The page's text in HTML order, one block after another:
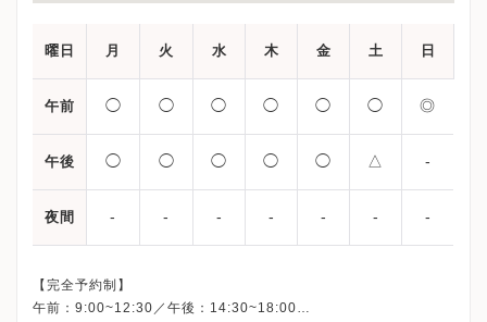
曜日 月 火 水 木 金 土 日
午前 ◯ ◯ ◯ ◯ ◯ ◯ ◎
午後 ◯ ◯ ◯ ◯ ◯ △ -
夜間 - - - - - - -
【完全予約制】
午前：9:00~12:30／午後：14:30~18:00